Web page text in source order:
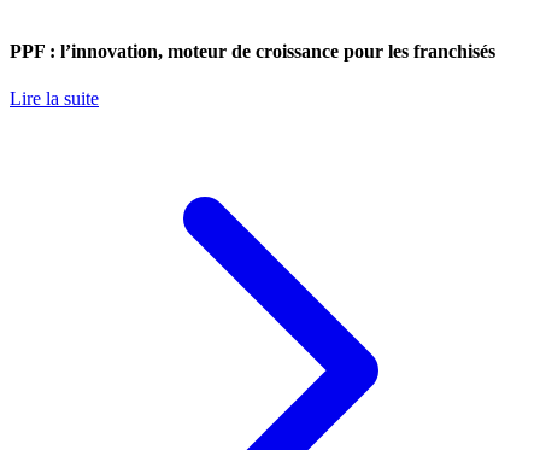
PPF : l’innovation, moteur de croissance pour les franchisés
Lire la suite